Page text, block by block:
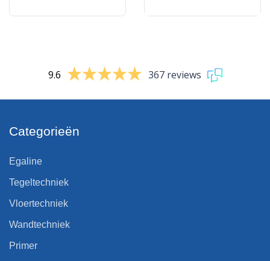
9.6 367 reviews
Categorieën
Egaline
Tegeltechniek
Vloertechniek
Wandtechniek
Primer